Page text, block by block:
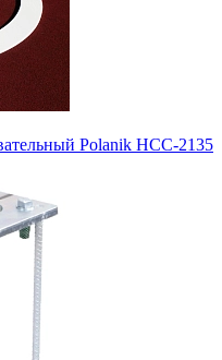
Polanik HCC-2135